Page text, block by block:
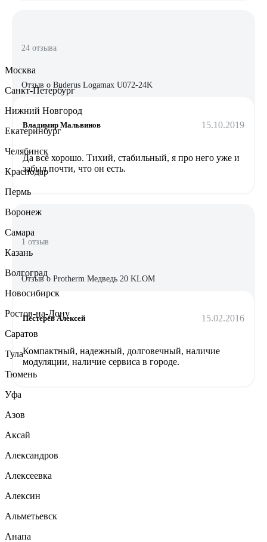
24 отзыва
Отзыв о Buderus Logamax U072-24K
Владимир Мальвинов 15.10.2019
Да всё хорошо. Тихий, стабильный, я про него уже и
забыл почти, что он есть.
1 отзыв
Отзыв о Protherm Медведь 20 KLOM
Пестерев Алексей 15.02.2016
Компактный, надежный, долговечный, наличие
модуляции, наличие сервиса в городе.
Москва
Санкт-Петербург
Нижний Новгород
Екатеринбург
Челябинск
Краснодар
Пермь
Воронеж
Самара
Казань
Волгоград
Новосибирск
Ростов-на-Дону
Саратов
Тула
Тюмень
Уфа
Азов
Аксай
Александров
Алексеевка
Алексин
Альметьевск
Анапа